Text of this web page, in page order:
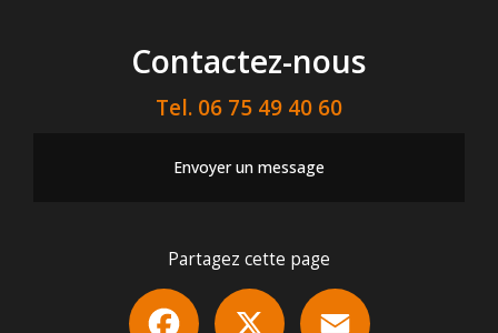
Contactez-nous
Tel. 06 75 49 40 60
Envoyer un message
Partagez cette page
Facebook